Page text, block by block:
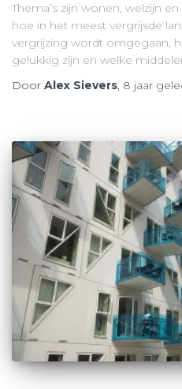
Thema’s zijn wonen, welzijn
hoe in het meest vergrijsde
vergrijzing wordt omgegaan,
gelukkig zijn en welke
Door Alex Sievers, 8 jaar